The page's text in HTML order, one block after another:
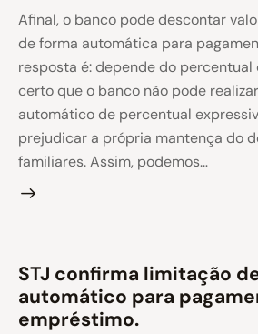
Afinal, o banco pode descontar
de forma automática para
resposta é: depende do percentual
certo que o banco não pode
automático de percentual
prejudicar a própria mantença do
familiares. Assim, podemos…
STJ confirma limitação
automático para
empréstimo.